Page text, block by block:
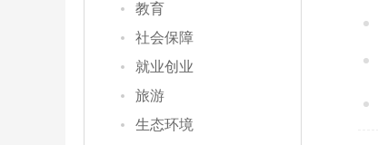
教育
社会保障
就业创业
旅游
生态环境